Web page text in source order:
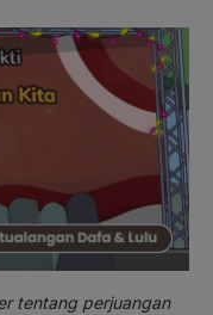
tentang perjuangan